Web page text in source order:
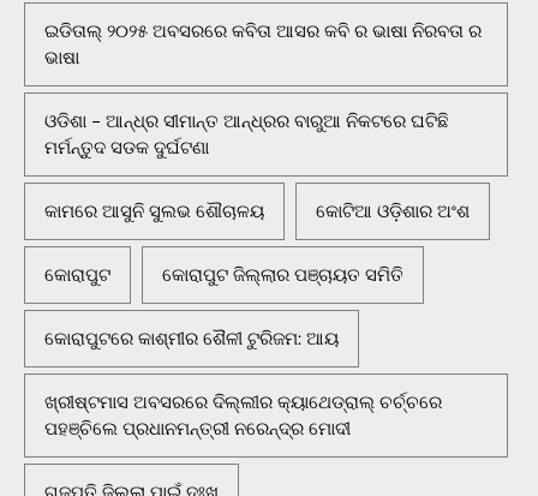
ଇଡିତାଲ୍ ୨୦୨୫ ଅବସରରେ କବିତା ଆସର କବି ର ଭାଷା ନିରବତା ର
ଭାଷା
ଓଡିଶା - ଆନ୍ଧ୍ର ସୀମାନ୍ତ ଆନ୍ଧ୍ରର ବାରୁଆ ନିକଟରେ ଘଟିଛି
ମର୍ମନ୍ତୁଦ ସଡକ ଦୁର୍ଘଟଣା
କାମରେ ଆସୁନି ସୁଲଭ ଶୌଚାଳୟ କୋଟିଆ ଓଡ଼ିଶାର ଅଂଶ
କୋରାପୁଟ କୋରାପୁଟ ଜିଲ୍ଲାର ପଞ୍ଚାୟତ ସମିତି
କୋରାପୁଟରେ କାଶ୍ମୀର ଶୈଳୀ ଟୁରିଜମ: ଆୟ
ଖ୍ରୀଷ୍ଟମାସ ଅବସରରେ ଦିଲ୍ଲୀର କ୍ୟାଥେଡ୍ରାଲ୍ ଚର୍ଚ୍ଚରେ
ପହଞ୍ଚିଲେ ପ୍ରଧାନମନ୍ତ୍ରୀ ନରେନ୍ଦ୍ର ମୋଦୀ